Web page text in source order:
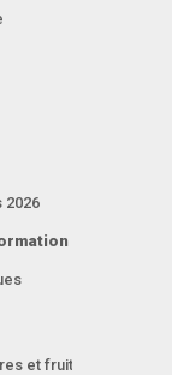
2026
2026
et fruitières en serre